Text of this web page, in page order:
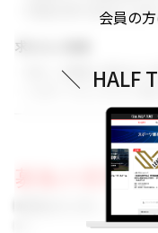
・関連分野の知見をお
求める人物像
・新しい挑戦に前向き
・スポーツビジネスに
募集の背景
事業拡大に伴い、組織
会員の
＼ HALF